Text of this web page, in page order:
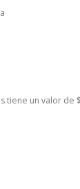
tiene un valor de